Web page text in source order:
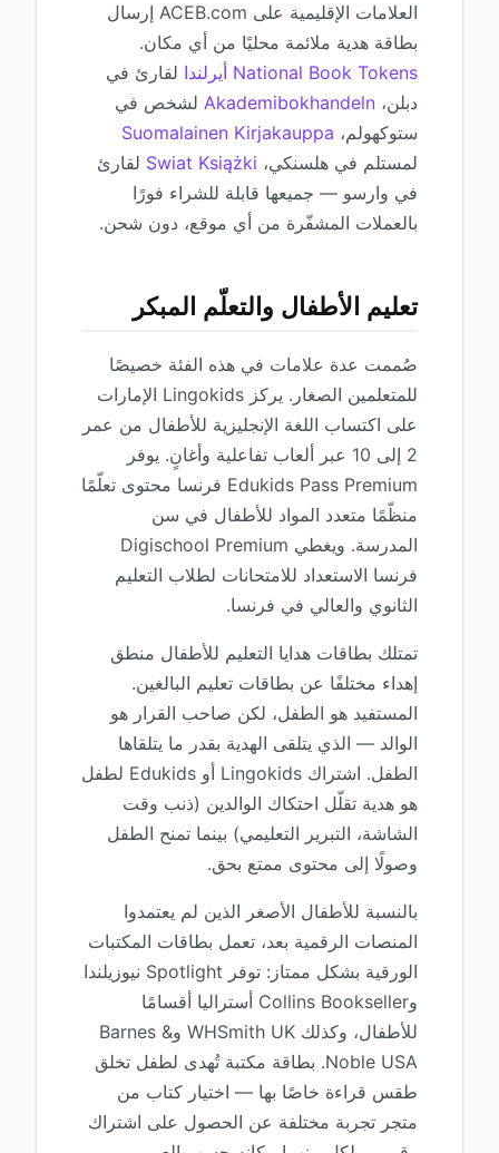
العلامات الإقليمية على ACEB.com إرسال
بطاقة هدية ملائمة محليًا من أي مكان.
National Book Tokens أيرلندا
لقارئ في
دبلن،Akademibokhandelnلشخص في
ستوكهولم،Suomalainen Kirjakauppa
لمستلم في هلسنكي،Swiat Książkiلقارئ
في وارسو — جميعها قابلة للشراء فورًا
بالعملات المشفّرة من أي موقع، دون شحن.
تعليم الأطفال والتعلّم المبكر
صُممت عدة علامات في هذه الفئة خصيصًا
للمتعلمين الصغار. يركز Lingokids الإمارات
على اكتساب اللغة الإنجليزية للأطفال من عمر
2 إلى 10 عبر ألعاب تفاعلية وأغانٍ. يوفر
Edukids Pass Premium فرنسا محتوى تعلّمًا
منظّمًا متعدد المواد للأطفال في سن
المدرسة. ويغطي Digischool Premium
فرنسا الاستعداد للامتحانات لطلاب التعليم
الثانوي والعالي في فرنسا.
تمتلك بطاقات هدايا التعليم للأطفال منطق
إهداء مختلفًا عن بطاقات تعليم البالغين.
المستفيد هو الطفل، لكن صاحب القرار هو
الوالد — الذي يتلقى الهدية بقدر ما يتلقاها
الطفل. اشتراك Lingokids أو Edukids لطفل
هو هدية تقلّل احتكاك الوالدين (ذنب وقت
الشاشة، التبرير التعليمي) بينما تمنح الطفل
وصولًا إلى محتوى ممتع بحق.
بالنسبة للأطفال الأصغر الذين لم يعتمدوا
المنصات الرقمية بعد، تعمل بطاقات المكتبات
الورقية بشكل ممتاز: توفر Spotlight نيوزيلندا
وCollins Bookseller أستراليا أقسامًا
للأطفال، وكذلك WHSmith UK وBarnes &
Noble USA. بطاقة مكتبة تُهدى لطفل تخلق
طقس قراءة خاصًا بها — اختيار كتاب من
متجر تجربة مختلفة عن الحصول على اشتراك